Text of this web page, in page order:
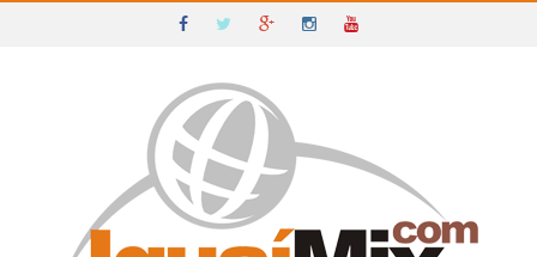
IGUAÍ E SUDOESTE DA BAHIA